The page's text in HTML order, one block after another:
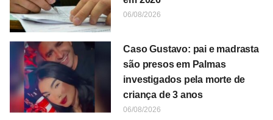
06/08/2026
Caso Gustavo: pai e madrasta
são presos em Palmas
investigados pela morte de
criança de 3 anos
06/08/2026